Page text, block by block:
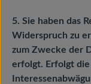
5. Sie haben das
Widerspruch zu
zum Zwecke der
erfolgt. Erfolgt